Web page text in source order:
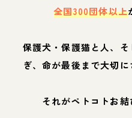
全国300団体以上
保護犬・保護猫と人、
ぎ、命が最後まで大切に
それがペトコトお結